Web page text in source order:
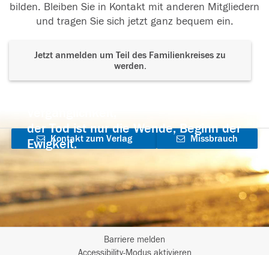
bilden. Bleiben Sie in Kontakt mit anderen Mitgliedern
und tragen Sie sich jetzt ganz bequem ein.
Jetzt anmelden um Teil des Familienkreises zu
werden.
der Tod ist nur die Wende, Beginn der
Ewigkeit.
Kontakt zum Verlag
aufnehmen
Missbrauch
Barriere melden
Accessibility-Modus aktivieren